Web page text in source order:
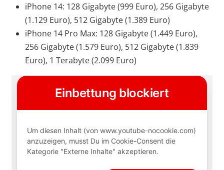
iPhone 14: 128 Gigabyte (999 Euro), 256 Gigabyte
(1.129 Euro), 512 Gigabyte (1.389 Euro)
iPhone 14 Pro Max: 128 Gigabyte (1.449 Euro),
256 Gigabyte (1.579 Euro), 512 Gigabyte (1.839
Euro), 1 Terabyte (2.099 Euro)